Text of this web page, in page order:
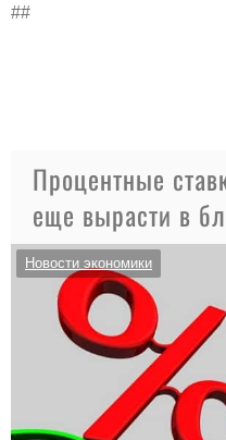
##
Процентные
еще вырасти в
Новости экономики